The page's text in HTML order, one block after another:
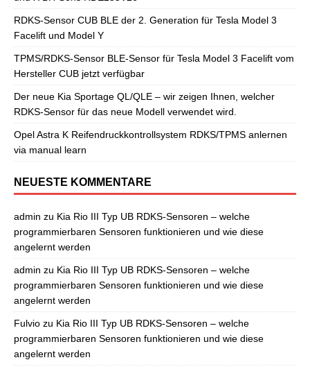
RDKS-Sensor CUB BLE der 2. Generation für Tesla Model 3
Facelift und Model Y
TPMS/RDKS-Sensor BLE-Sensor für Tesla Model 3 Facelift vom
Hersteller CUB jetzt verfügbar
Der neue Kia Sportage QL/QLE – wir zeigen Ihnen, welcher
RDKS-Sensor für das neue Modell verwendet wird.
Opel Astra K Reifendruckkontrollsystem RDKS/TPMS anlernen
via manual learn
NEUESTE KOMMENTARE
admin zu Kia Rio III Typ UB RDKS-Sensoren – welche
programmierbaren Sensoren funktionieren und wie diese
angelernt werden
admin zu Kia Rio III Typ UB RDKS-Sensoren – welche
programmierbaren Sensoren funktionieren und wie diese
angelernt werden
Fulvio zu Kia Rio III Typ UB RDKS-Sensoren – welche
programmierbaren Sensoren funktionieren und wie diese
angelernt werden